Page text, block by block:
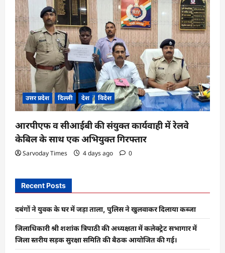
उत्तर प्रदेश दिल्ली देश विदेश
आरपीएफ व सीआईबी की संयुक्त कार्यवाही में रेलवे
केबिल के साथ एक अभियुक्त गिरफ्तार
Sarvoday Times 4 days ago 0
Recent Posts
दबंगों ने युवक के घर में जड़ा ताला, पुलिस ने खुलवाकर दिलाया कब्जा
जिलाधिकारी श्री शशांक त्रिपाठी की अध्यक्षता में कलेक्ट्रेट सभागार में
जिला स्तरीय सड़क सुरक्षा समिति की बैठक आयोजित की गई।